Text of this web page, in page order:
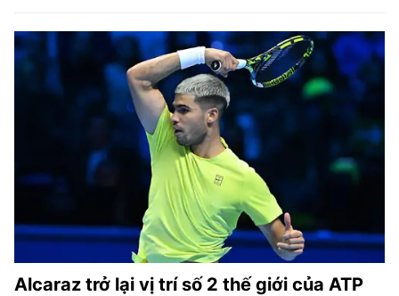
Alcaraz trở lại vị trí số 2 thế giới của ATP